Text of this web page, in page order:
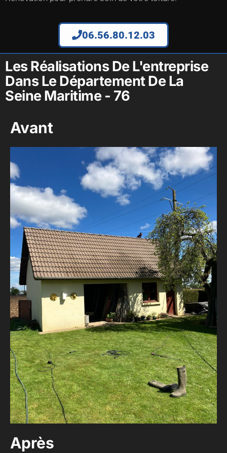
06.56.80.12.03
Les Réalisations De L'entreprise
Dans Le Département De La
Seine Maritime - 76
Avant
Après